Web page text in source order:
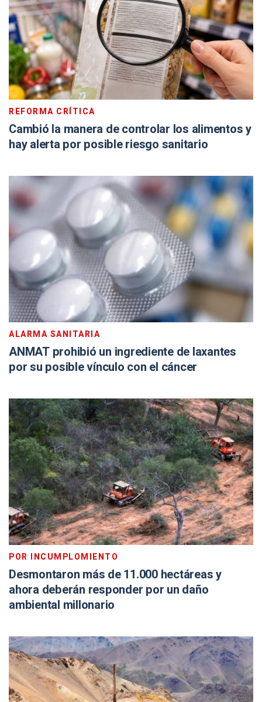
REFORMA CRÍTICA
Cambió la manera de controlar los alimentos y
hay alerta por posible riesgo sanitario
ALARMA SANITARIA
ANMAT prohibió un ingrediente de laxantes
por su posible vínculo con el cáncer
POR INCUMPLOMIENTO
Desmontaron más de 11.000 hectáreas y
ahora deberán responder por un daño
ambiental millonario